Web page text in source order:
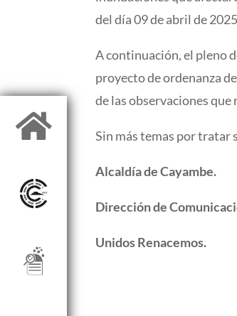

del día 09 de abril de
A continuación, el pleno
proyecto de ordenanza
de las observaciones
Sin más temas por tratar
Alcaldía de Cayambe.
Dirección de
Unidos Renacemos.